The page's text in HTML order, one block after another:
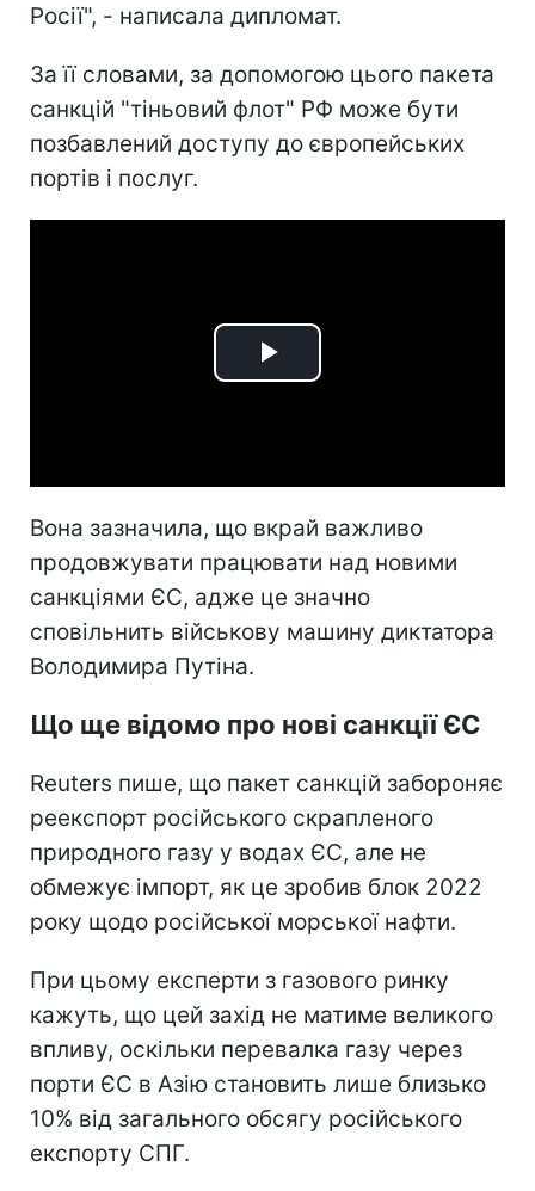
Росії", - написала дипломат.
За її словами, за допомогою цього пакета
санкцій "тіньовий флот" РФ може бути
позбавлений доступу до європейських
портів і послуг.
Play
Вона зазначила, що вкрай важливо
продовжувати працювати над новими
санкціями ЄС, адже це значно
сповільнить військову машину диктатора
Володимира Путіна.
Що ще відомо про нові санкції ЄС
Reuters пише, що пакет санкцій забороняє
реекспорт російського скрапленого
природного газу у водах ЄС, але не
обмежує імпорт, як це зробив блок 2022
року щодо російської морської нафти.
При цьому експерти з газового ринку
кажуть, що цей захід не матиме великого
впливу, оскільки перевалка газу через
порти ЄС в Азію становить лише близько
10% від загального обсягу російського
експорту СПГ.